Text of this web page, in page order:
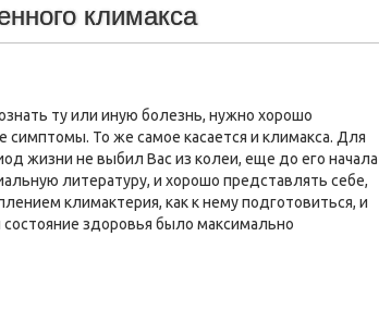
климакса
ту или иную болезнь, нужно хорошо
симптомы. То же самое касается и климакса. Для
жизни не выбил Вас из колеи, еще до его начала
литературу, и хорошо представлять себе,
климактерия, как к нему подготовиться, и
состояние здоровья было максимально